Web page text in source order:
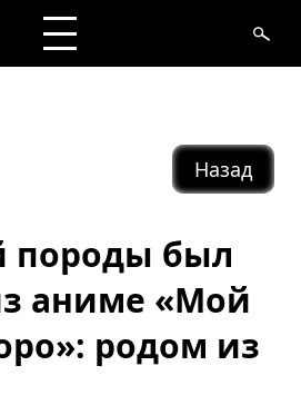
Назад
породы был
аниме «Мой
родом из